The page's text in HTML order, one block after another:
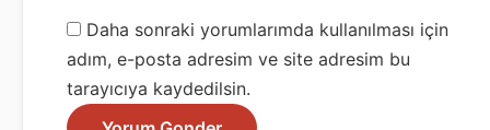
Daha sonraki yorumlarımda kullanılması için
adım, e-posta adresim ve site adresim bu
tarayıcıya kaydedilsin.